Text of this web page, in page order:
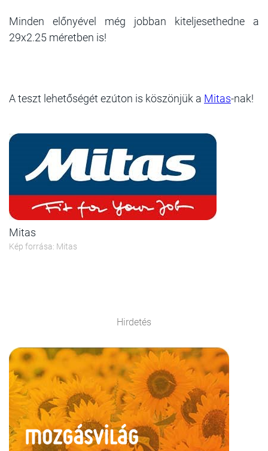
Minden előnyével még jobban kiteljesethedne a
29x2.25 méretben is!
A teszt lehetőségét ezúton is köszönjük a Mitas-nak!
Mitas
Kép forrása: Mitas
Hirdetés